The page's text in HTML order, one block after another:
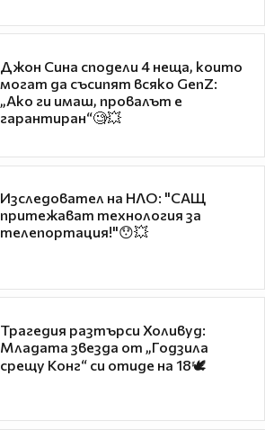
Джон Сина сподели 4 неща, които
могат да съсипят всяко GenZ:
„Ако ги имаш, провалът е
гарантиран“🧐💥
Изследовател на НЛО: "САЩ
притежават технология за
телепортация!"😯💥
Трагедия разтърси Холивуд:
Младата звезда от „Годзила
срещу Конг“ си отиде на 18🕊️